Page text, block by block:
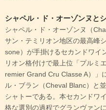
シャペル・ド・オーゾンヌと
シャペル・ド・オーゾンヌ（
サン・テミリオン地区の最高峰
sone）が手掛けるセカンドワイ
リオン格付けで最上位「プルミ
remier Grand Cru Classe A）」
ル・ブラン（Cheval Blanc）と
シャトーである。本セカンドワ
格な選別の過程でグランヴァン